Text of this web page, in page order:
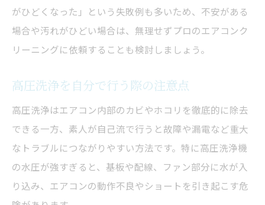
がひどくなった」という失敗例も多いため、不安がある
場合や汚れがひどい場合は、無理せずプロのエアコンク
リーニングに依頼することも検討しましょう。
高圧洗浄を自分で行う際の注意点
高圧洗浄はエアコン内部のカビやホコリを徹底的に除去
できる一方、素人が自己流で行うと故障や漏電など重大
なトラブルにつながりやすい方法です。特に高圧洗浄機
の水圧が強すぎると、基板や配線、ファン部分に水が入
り込み、エアコンの動作不良やショートを引き起こす危